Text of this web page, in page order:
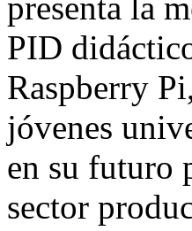
PID
Raspberry
jóvenes
en su futuro
sector